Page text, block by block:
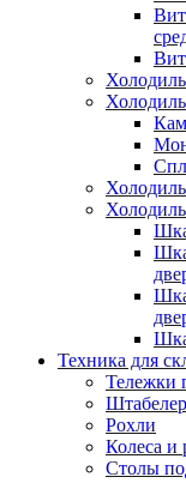
Техника для
Тележки
Рохли
Колеса и
Столы